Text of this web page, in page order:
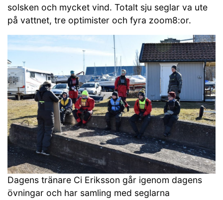
solsken och mycket vind. Totalt sju seglar va ute
på vattnet, tre optimister och fyra zoom8:or.
Dagens tränare Ci Eriksson går igenom dagens
övningar och har samling med seglarna